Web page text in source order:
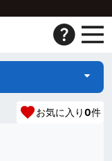
お気に入り0件